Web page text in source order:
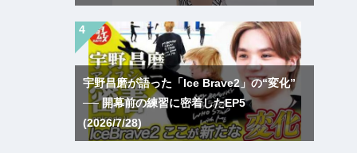
宇野昌磨が語った「Ice Brave2」の“変化”
── 開幕前の練習に密着したEP5
(2026/7/28)